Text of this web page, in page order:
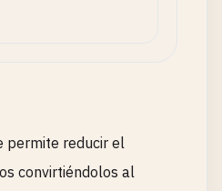
permite reducir el
convirtiéndolos al